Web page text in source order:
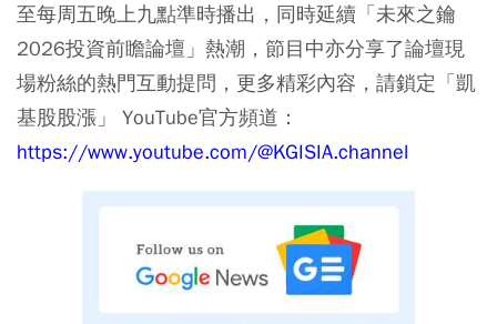
至每周五晚上九點準時播出，同時延續「未來之鑰
2026投資前瞻論壇」熱潮，節目中亦分享了論壇現
場粉絲的熱門互動提問，更多精彩內容，請鎖定「凱
基股股漲」 YouTube官方頻道：
https://www.youtube.com/@KGISIA.channel